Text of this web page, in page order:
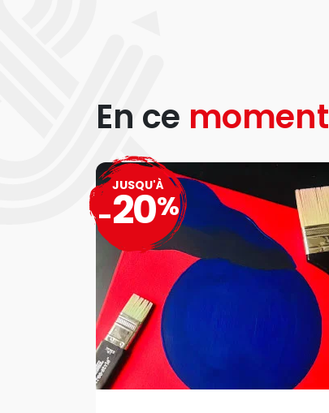
En ce moment
JUSQU'À
-20%